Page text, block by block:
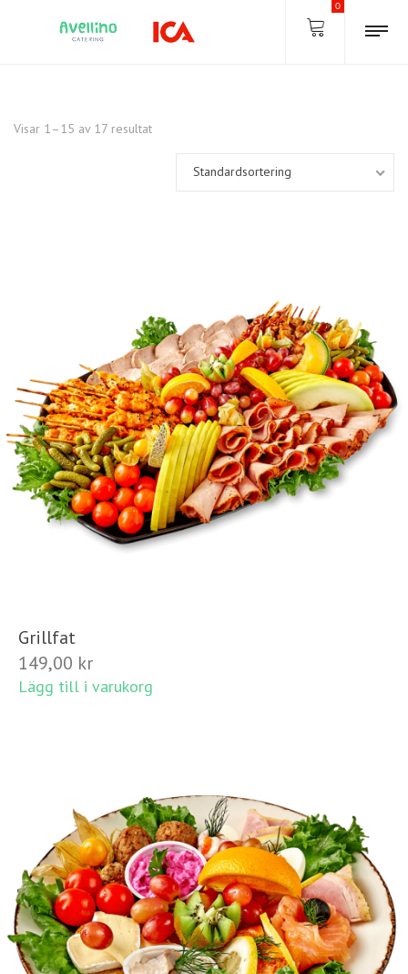
0
Visar 1–15 av 17 resultat
Standardsortering
Grillfat
149,00 kr
Lägg till i varukorg